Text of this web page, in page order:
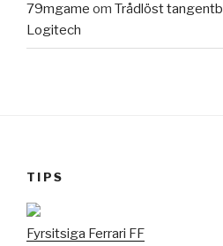
79mgame om Trådlöst
Logitech
TIPS
Fyrsitsiga Ferrari FF